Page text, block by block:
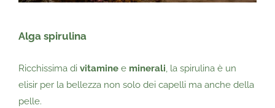
Alga spirulina
Ricchissima di vitamine e minerali, la spirulina è un
elisir per la bellezza non solo dei capelli ma anche della
pelle.